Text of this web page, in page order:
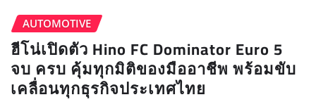
AUTOMOTIVE
ฮีโน่เปิดตัว Hino FC Dominator Euro 5
จบ ครบ คุ้มทุกมิติของมืออาชีพ พร้อมขับ
เคลื่อนทุกธุรกิจประเทศไทย